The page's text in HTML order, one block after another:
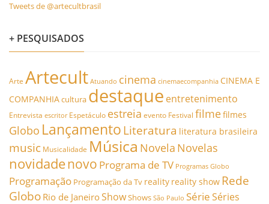
Tweets de @artecultbrasil
+ PESQUISADOS
Arte Artecult Atuando cinema cinemaecompanhia CINEMA E
COMPANHIAcultura destaque entretenimento
Entrevista escritor Espetáculo estreia evento Festival filmefilmes
Globo Lançamento Literatura literatura brasileira
music Musicalidade Música Novela Novelas
novidadenovo Programa de TV Programas Globo
Programação Programação da Tv reality reality show Rede
Globo Rio de JaneiroShowShows São Paulo SérieSéries